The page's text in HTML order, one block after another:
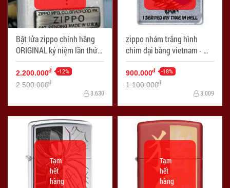
Bật lửa zippo chính hãng
ORIGINAL kỷ niệm lần thứ
70 Màu bạc cổ - Mã SP:
ZPC1742
2.200.000đ -12%
2.500.000đ
3.630
zippo nhám trắng hình
chim đại bàng vietnam - Mã
SP: ZPC2009
900.000đ -18%
1.100.000đ
3.009
Tạm
hết
hàng
Tạm
hết
hàng